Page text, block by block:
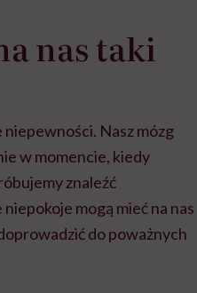
nas taki
Nasz mózg
w momencie, kiedy
znaleźć
mogą mieć na nas
do poważnych